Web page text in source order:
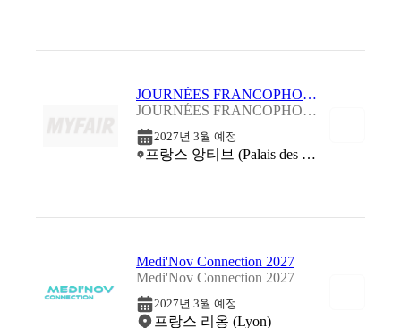
JOURNÉES FRANCOPHONES DE SEXOLOGIE ET DE SANTÉ SEXUELLE 2027
JOURNÉES FRANCOPHONES DE SEXOLOGIE ET DE SANTÉ SEXUELLE 2027
2027년 3월 예정
프랑스 앙티브 (Palais des Congrès d'Antibes-Juan les Pins)
Medi'Nov Connection 2027
Medi'Nov Connection 2027
2027년 3월 예정
프랑스 리옹 (Lyon)